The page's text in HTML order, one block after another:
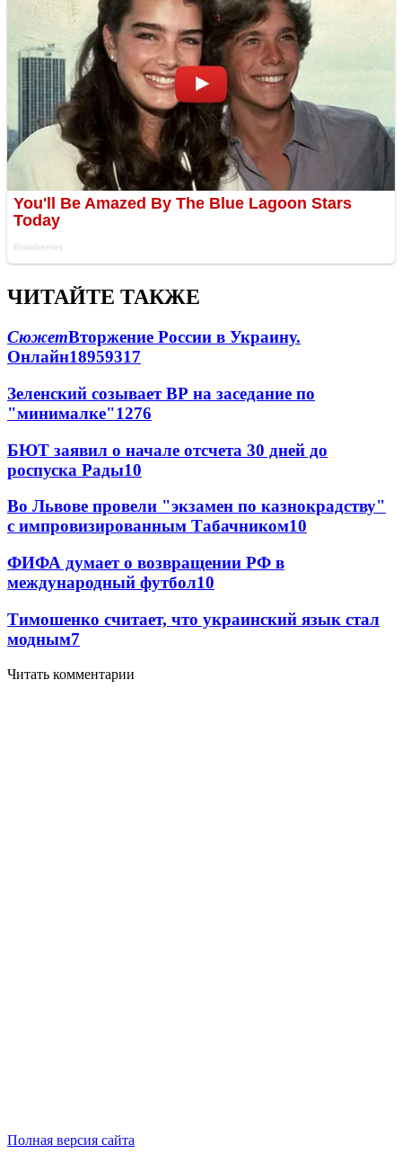
ЧИТАЙТЕ ТАКЖЕ
СюжетВторжение России в Украину.
Онлайн18959317
Зеленский созывает ВР на заседание по
"минималке"1276
БЮТ заявил о начале отсчета 30 дней до
роспуска Рады10
Во Львове провели "экзамен по казнокрадству"
с импровизированным Табачником10
ФИФА думает о возвращении РФ в
международный футбол10
Тимошенко считает, что украинский язык стал
модным7
Читать комментарии
Полная версия сайта